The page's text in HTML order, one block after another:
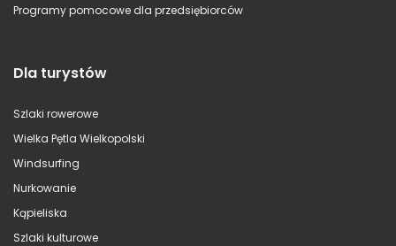
Programy pomocowe dla przedsiębiorców
Dla turystów
Szlaki rowerowe
Wielka Pętla Wielkopolski
Windsurfing
Nurkowanie
Kąpieliska
Szlaki kulturowe